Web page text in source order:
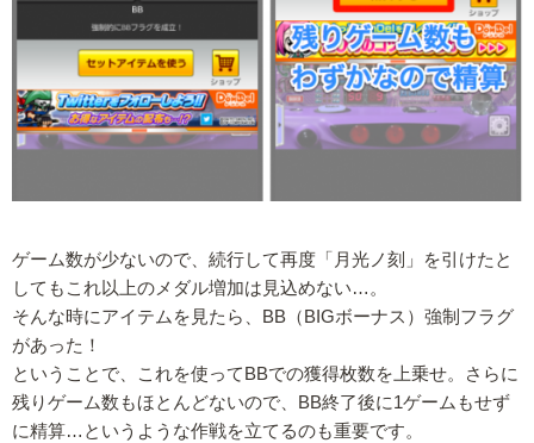
ゲーム数が少ないので、続行して再度「月光ノ刻」を引けたと
してもこれ以上のメダル増加は見込めない…。
そんな時にアイテムを見たら、BB（BIGボーナス）強制フラグ
があった！
ということで、これを使ってBBでの獲得枚数を上乗せ。さらに
残りゲーム数もほとんどないので、BB終了後に1ゲームもせず
に精算…というような作戦を立てるのも重要です。